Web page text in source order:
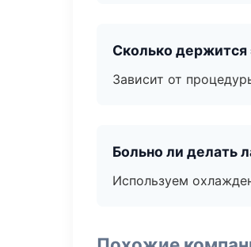
Сколько
Зависит от
Больно ли делать
Используем